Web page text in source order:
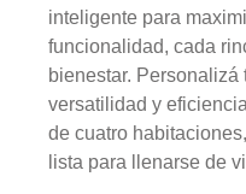
inteligente para
funcionalidad, cada
bienestar. Personalizá
versatilidad y
de cuatro
lista para llenarse de